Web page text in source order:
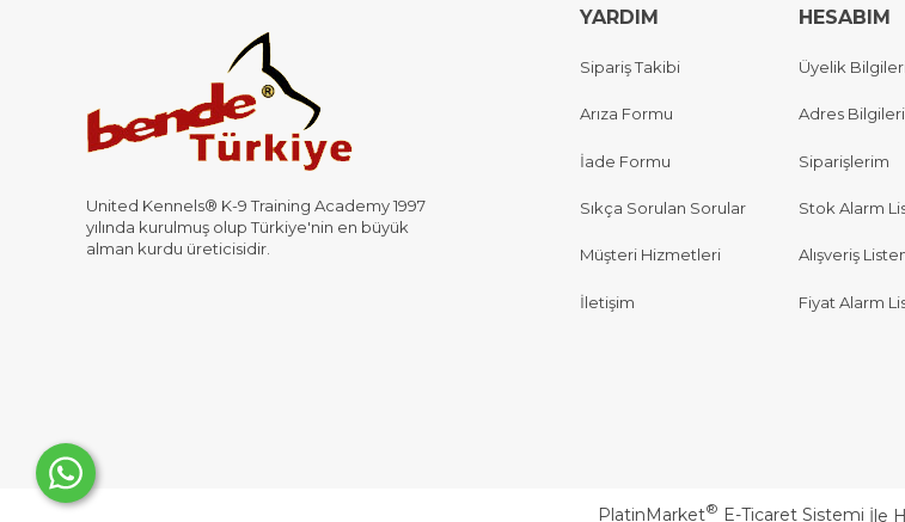
United Kennels® K-9 Training Academy 1997
yılında kurulmuş olup Türkiye'nin en büyük
alman kurdu üreticisidir.
YARDIM
Sipariş Takibi
Arıza Formu
İade Formu
Sıkça Sorulan Sorular
Müşteri Hizmetleri
İletişim
HESABIM
Üyelik
Adres
Siparişlerim
Stok Alarm
Alışveriş
Fiyat Alarm
PlatinMarket® E-Ticaret Sistemi İle